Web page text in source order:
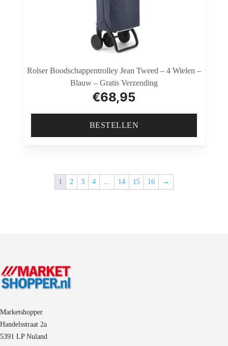
Rolser Boodschappentrolley Jean Tweed – 4 Wielen –
Blauw – Gratis Verzending
€68,95
BESTELLEN
1 2 3 4 14 15 16 →
Marketshopper
Handelsstraat 2a
5391 LP Nuland